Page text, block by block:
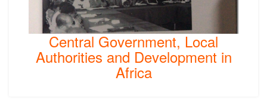
Central Government, Local
Authorities and Development in
Africa